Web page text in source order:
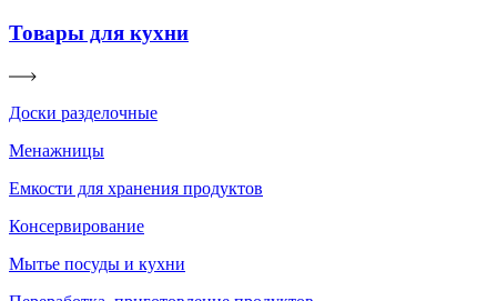
Товары для кухни
Доски разделочные
Менажницы
Емкости для хранения продуктов
Консервирование
Мытье посуды и кухни